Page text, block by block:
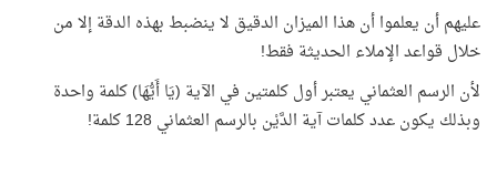
عليهم أن يعلموا أن هذا الميزان الدقيق لا ينضبط بهذه الدقة إلا من
خلال قواعد الإملاء الحديثة فقط!
لأن الرسم العثماني يعتبر أول كلمتين في الآية (يَا أَيُّهَا) كلمة واحدة
وبذلك يكون عدد كلمات آية الدَّيْن بالرسم العثماني 128 كلمة!